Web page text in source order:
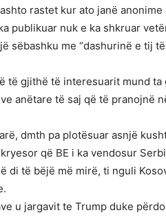
rastet kur ato janë
publikuar nuk e ka shkruar
sëbashku me “dashurinë e tij
të gjithë të interesuarit mund
anëtare të saj që të pranojnë
dmth pa plotësuar asnjë
që BE i ka vendosur
di të bëjë më mirë, ti nguli
u jargavit te Trump duke